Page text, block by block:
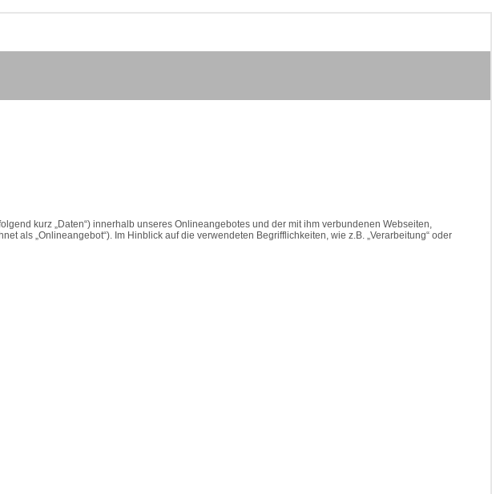
kurz „Daten“) innerhalb unseres Onlineangebotes und der mit ihm verbundenen Webseiten,
als „Onlineangebot“). Im Hinblick auf die verwendeten Begrifflichkeiten, wie z.B. „Verarbeitung“ oder